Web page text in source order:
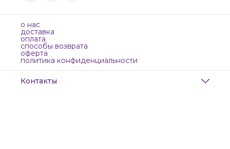
о нас
доставка
оплата
способы возврата
оферта
политика конфиденциальности
Контакты